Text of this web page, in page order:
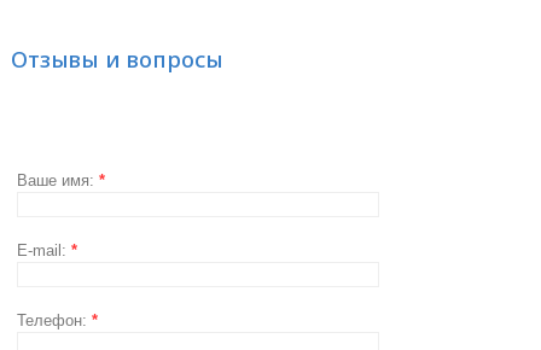
Отзывы и вопросы
Ваше имя: *
E-mail: *
Телефон: *